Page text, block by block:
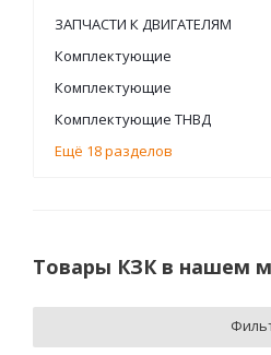
ЗАПЧАСТИ К ДВИГАТЕЛЯМ
Комплектующие
Комплектующие
Комплектующие ТНВД
Ещё 18 разделов
Товары КЗК в нашем